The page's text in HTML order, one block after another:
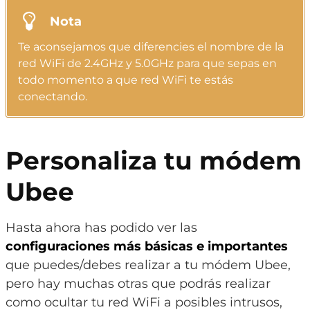
Nota
Te aconsejamos que diferencies el nombre de la
red WiFi de 2.4GHz y 5.0GHz para que sepas en
todo momento a que red WiFi te estás
conectando.
Personaliza tu módem
Ubee
Hasta ahora has podido ver las
configuraciones más básicas e importantes
que puedes/debes realizar a tu módem Ubee,
pero hay muchas otras que podrás realizar
como ocultar tu red WiFi a posibles intrusos,